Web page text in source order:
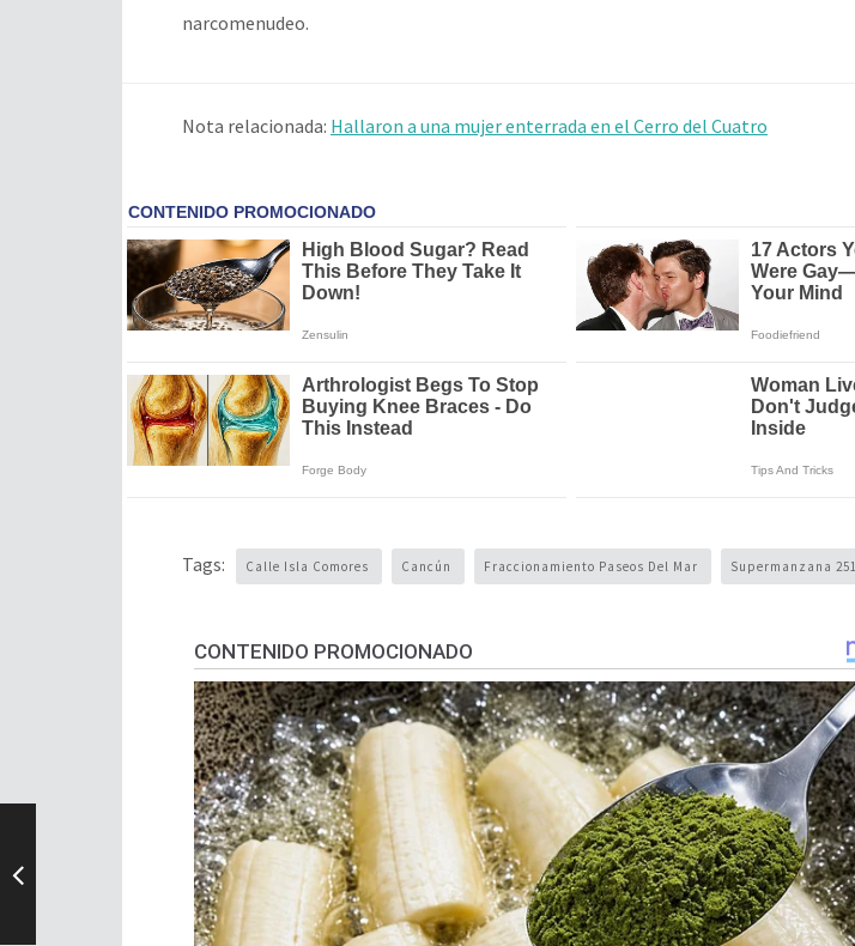
narcomenudeo.
Nota relacionada: Hallaron a una mujer enterrada en el Cerro del Cuatro
Tags: Calle Isla Comores Cancún Fraccionamiento Paseos Del Mar Supermanzana 251
CONTENIDO PROMOCIONADO